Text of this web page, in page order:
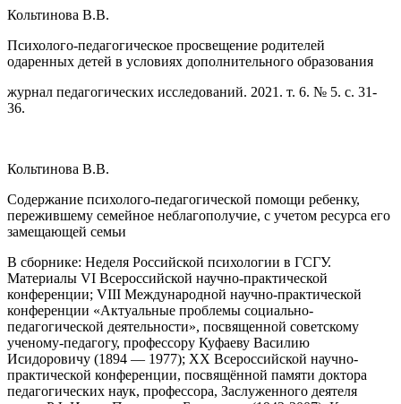
Кольтинова В.В.
Психолого-педагогическое просвещение родителей
одаренных детей в условиях дополнительного образования
журнал педагогических исследований. 2021. т. 6. № 5. с. 31-
36.
Кольтинова В.В.
Содержание психолого-педагогической помощи ребенку,
пережившему семейное неблагополучие, с учетом ресурса его
замещающей семьи
В сборнике: Неделя Российской психологии в ГСГУ.
Материалы VI Всероссийской научно-практической
конференции; VIII Международной научно-практической
конференции «Актуальные проблемы социально-
педагогической деятельности», посвященной советскому
ученому-педагогу, профессору Куфаеву Василию
Исидоровичу (1894 — 1977); XX Всероссийской научно-
практической конференции, посвящённой памяти доктора
педагогических наук, профессора, Заслуженного деятеля